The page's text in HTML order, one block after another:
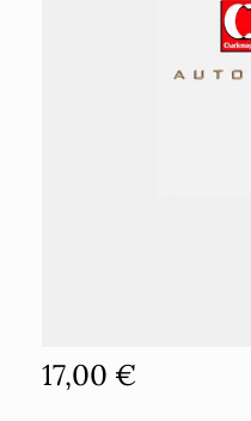
17,00 €